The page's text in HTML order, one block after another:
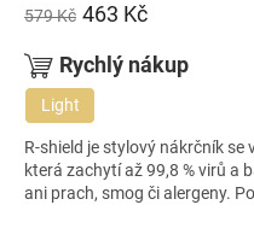
579 Kč 463 Kč
Rychlý nákup
Light
R-shield je stylový nákrčník
která zachytí až 99,8 % virů a
ani prach, smog či alergeny.